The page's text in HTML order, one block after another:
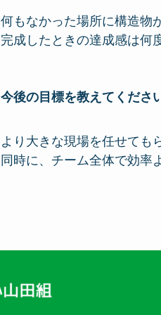
何もなかった場所に構造物
完成したときの達成感は何
今後の目標を教えてくださ
より大きな現場を任せても
同時に、チーム全体で効率